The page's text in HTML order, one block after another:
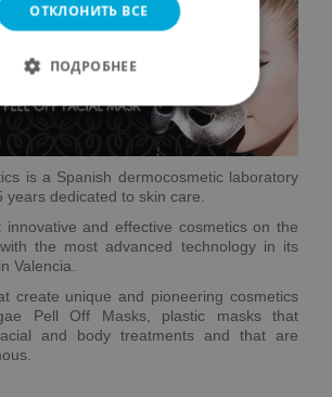
is a Spanish dermocosmetic laboratory
years dedicated to skin care.
and effective cosmetics on the
the most advanced technology in its
Valencia.
create unique and pioneering cosmetics
Pell Off Masks, plastic masks that
and body treatments and that are
ОТКЛОНИТЬ ВСЕ
ПОДРОБНЕЕ